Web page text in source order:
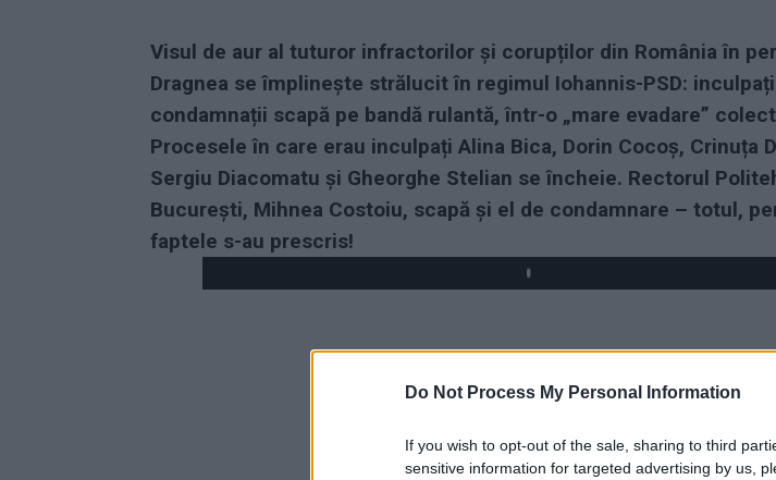
Do Not Process My Personal Information
If you wish to opt-out of the sale, sharing to third
sensitive information for targeted advertising by us,
Visul de aur al tuturor infractorilor și corupților din România în
Dragnea se împlinește strălucit în regimul Iohannis-PSD:
condamnații scapă pe bandă rulantă, într-o „mare evadare”
Procesele în care erau inculpați Alina Bica, Dorin Cocoș, Crinuța
Sergiu Diacomatu și Gheorghe Stelian se încheie. Rectorul
București, Mihnea Costoiu, scapă și el de condamnare – totul,
faptele s-au prescris!
Play